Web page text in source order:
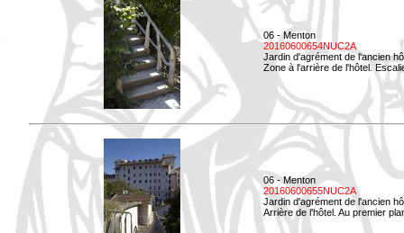
06 - Menton
20160600654NUC2A
Jardin d'agrément de l'ancien
Zone à l'arrière de l'hôtel.
06 - Menton
20160600655NUC2A
Jardin d'agrément de l'ancien
Arrière de l'hôtel. Au premier